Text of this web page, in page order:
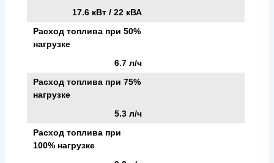
17.6 кВт / 22 кВА
Расход топлива при 50%
нагрузке
6.7 л/ч
Расход топлива при 75%
нагрузке
5.3 л/ч
Расход топлива при
100% нагрузке